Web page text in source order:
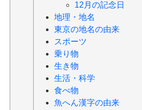
12月の記念日
地理・地名
東京の地名の由来
スポーツ
乗り物
生き物
生活・科学
食べ物
魚へん漢字の由来